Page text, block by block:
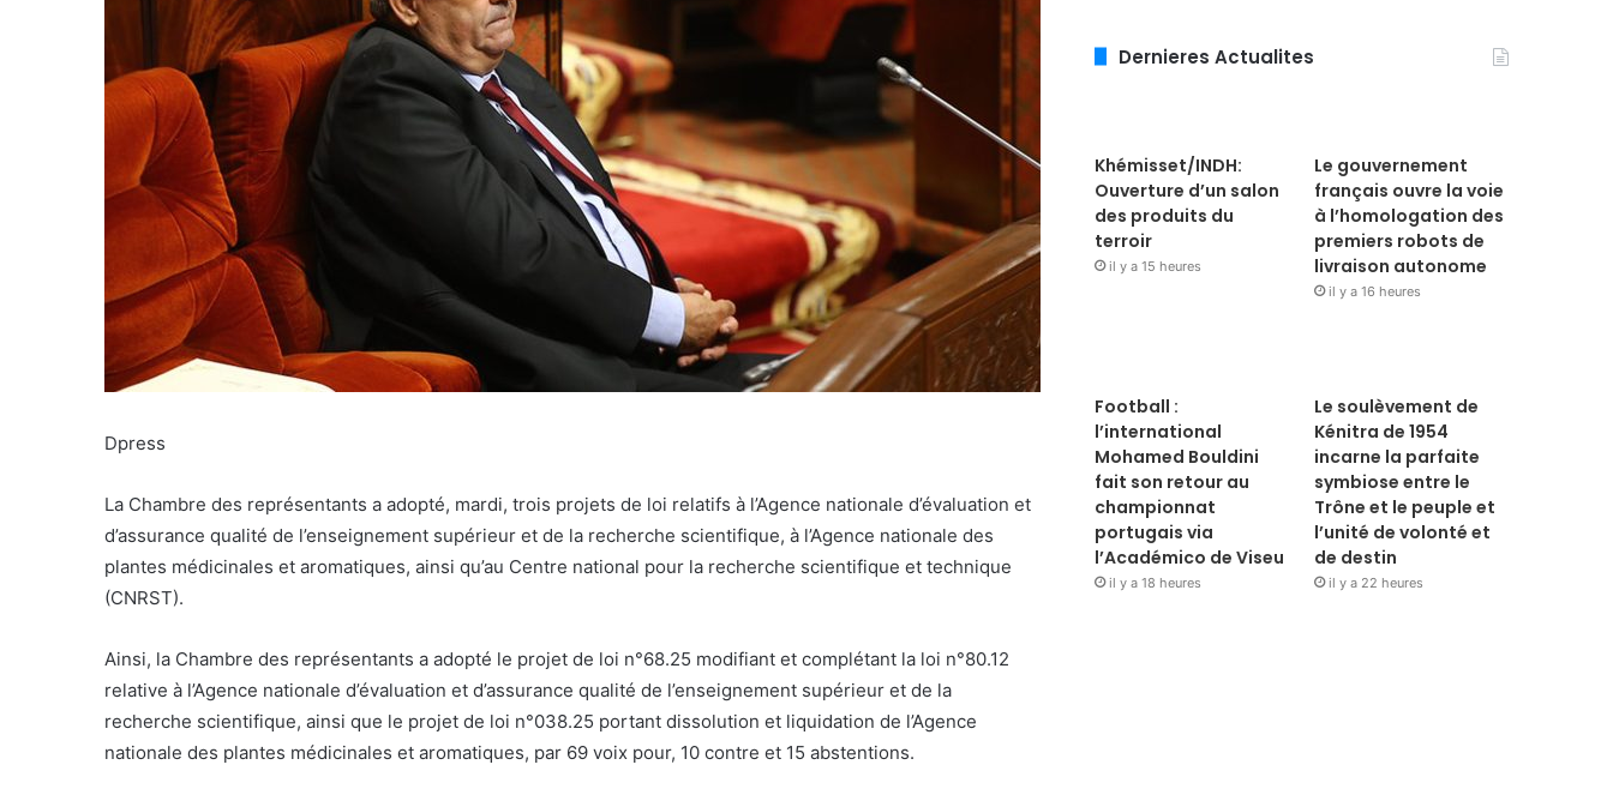
Dpress
La Chambre des représentants a adopté, mardi, trois projets de loi relatifs à l’Agence nationale d’évaluation et
d’assurance qualité de l’enseignement supérieur et de la recherche scientifique, à l’Agence nationale des
plantes médicinales et aromatiques, ainsi qu’au Centre national pour la recherche scientifique et technique
(CNRST).
Ainsi, la Chambre des représentants a adopté le projet de loi n°68.25 modifiant et complétant la loi n°80.12
relative à l’Agence nationale d’évaluation et d’assurance qualité de l’enseignement supérieur et de la
recherche scientifique, ainsi que le projet de loi n°038.25 portant dissolution et liquidation de l’Agence
nationale des plantes médicinales et aromatiques, par 69 voix pour, 10 contre et 15 abstentions.
Dernieres Actualites
Khémisset/INDH:
Ouverture d’un salon
des produits du
terroir
il y a 15 heures
Le gouvernement
français ouvre la voie
à l’homologation des
premiers robots de
livraison autonome
il y a 16 heures
Football :
l’international
Mohamed Bouldini
fait son retour au
championnat
portugais via
l’Académico de Viseu
il y a 18 heures
Le soulèvement de
Kénitra de 1954
incarne la parfaite
symbiose entre le
Trône et le peuple et
l’unité de volonté et
de destin
il y a 22 heures